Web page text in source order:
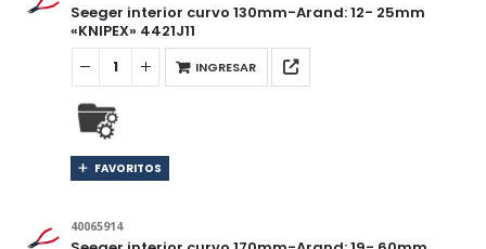
Seeger interior curvo 130mm-Arand: 12- 25mm
«KNIPEX» 4421J11
INGRESAR
FAVORITOS
40065914